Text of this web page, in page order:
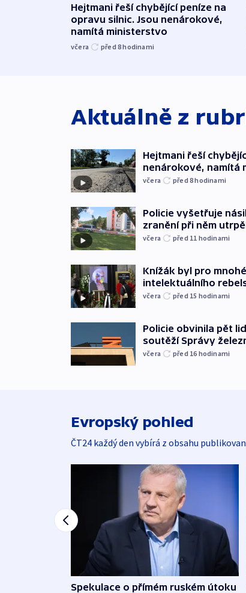
Hejtmani řeší chybějící peníze na
opravu silnic. Jsou nenárokové,
namítá ministerstvo
včera před 8hodinami
Aktuálně z
Hejtmani řeší
nenárokové, namítá
včera před 8hodinami
Policie vyšetřuje
zranění při něm
včera před 11 hodinami
Knížák byl pro
intelektuálního
včera před 15 hodinami
Policie obvinila pět
soutěží Správy
včera před 16 hodinami
Evropský pohled
ČT24 každý den vybírá z obsahu
Spekulace o přímém ruském útoku